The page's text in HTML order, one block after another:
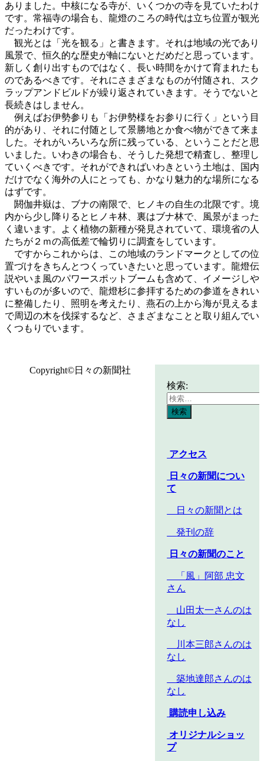
ありました。中核になる寺が、いくつかの寺を見ていたわけ
です。常福寺の場合も、龍燈のころの時代は立ち位置が観光
だったわけです。
観光とは「光を観る」と書きます。それは地域の光であり
風景で、恒久的な歴史が軸にないとだめだと思っています。
新しく創り出すものではなく、長い時間をかけて育まれたも
のであるべきです。それにさまざまなものが付随され、スク
ラップアンドビルドが繰り返されていきます。そうでないと
長続きはしません。
例えばお伊勢参りも「お伊勢様をお参りに行く」という目
的があり、それに付随として景勝地とか食べ物ができて来ま
した。それがいろいろな所に残っている、ということだと思
いました。いわきの場合も、そうした発想で精査し、整理し
ていくべきです。それができればいわきという土地は、国内
だけでなく海外の人にとっても、かなり魅力的な場所になる
はずです。
閼伽井嶽は、ブナの南限で、ヒノキの自生の北限です。境
内から少し降りるとヒノキ林、裏はブナ林で、風景がまった
く違います。よく植物の新種が発見されていて、環境省の人
たちが２ｍの高低差で輪切りに調査をしています。
ですからこれからは、この地域のランドマークとしての位
置づけをきちんとつくっていきたいと思っています。龍燈伝
説やいま風のパワースポットブームも含めて、イメージしや
すいものが多いので、龍燈杉に参拝するための参道をきれい
に整備したり、照明を考えたり、燕石の上から海が見えるま
で周辺の木を伐採するなど、さまざまなことと取り組んでい
くつもりでいます。
検索:
アクセス
日々の新聞につい
て
日々の新聞とは
発刊の辞
日々の新聞のこと
「風」阿部 忠文
さん
山田太一さんのは
なし
川本三郎さんのは
なし
築地達郎さんのは
なし
購読申し込み
オリジナルショッ
プ
Copyright©日々の新聞社